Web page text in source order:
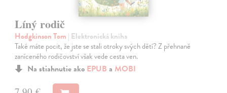
Líný rodič
Hodgkinson Tom | Elektronická kniha
Také máte pocit, že jste se stali otroky svých dětí? Z přehnaně
zaníceného rodičovství však vede cesta ven.
Na stiahnutie ako EPUB a MOBI